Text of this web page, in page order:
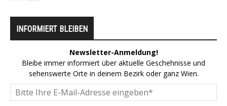
INFORMIERT BLEIBEN
Newsletter-Anmeldung!
Bleibe immer informiert über aktuelle Geschehnisse und
sehenswerte Orte in deinem Bezirk oder ganz Wien.